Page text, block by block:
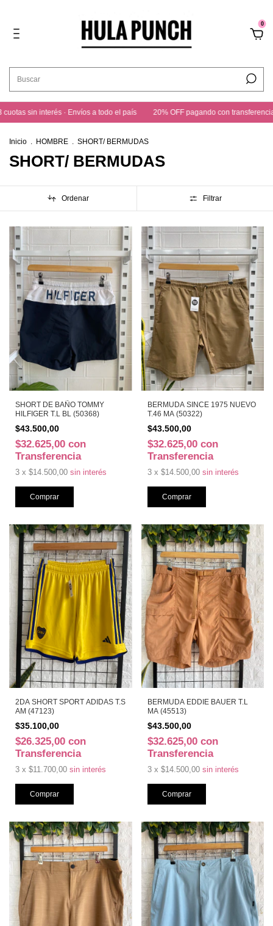
0
a todo el país 20% OFF pagando con transferencia · 3 cuotas sin
Inicio . HOMBRE . SHORT/ BERMUDAS
SHORT/ BERMUDAS
Ordenar Filtrar
SHORT DE BAÑO TOMMY
HILFIGER T.L BL (50368)
$43.500,00
$32.625,00 con
Transferencia
3 x $14.500,00 sin interés
BERMUDA SINCE 1975 NUEVO
T.46 MA (50322)
$43.500,00
$32.625,00 con
Transferencia
3 x $14.500,00 sin interés
2DA SHORT SPORT ADIDAS T.S
AM (47123)
$35.100,00
$26.325,00 con
Transferencia
3 x $11.700,00 sin interés
BERMUDA EDDIE BAUER T.L
MA (45513)
$43.500,00
$32.625,00 con
Transferencia
3 x $14.500,00 sin interés